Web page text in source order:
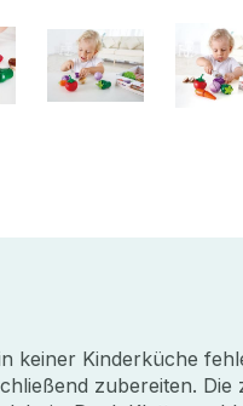
keiner Kinderküche
zubereiten.